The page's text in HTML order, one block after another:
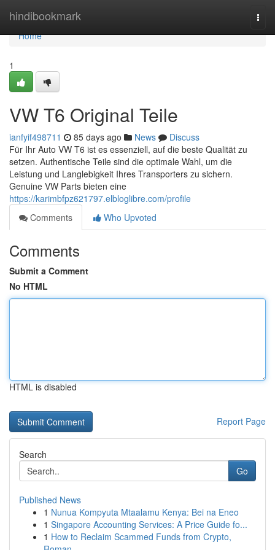
hindibookmark
Home
Home
1
VW T6 Original Teile
ianfyif498711 85 days ago News
Discuss
Für Ihr Auto VW T6 ist es essenziell, auf die beste Qualität zu
setzen. Authentische Teile sind die optimale Wahl, um die
Leistung und Langlebigkeit Ihres Transporters zu sichern.
Genuine VW Parts bieten eine
https://karimbfpz621797.elbloglibre.com/profile
Comments
Who Upvoted
Comments
Submit a Comment
No HTML
HTML is disabled
Report Page
Search
Go
Published News
1 Nunua Kompyuta Mtaalamu Kenya: Bei na Eneo
1 Singapore Accounting Services: A Price Guide fo...
1 How to Reclaim Scammed Funds from Crypto,